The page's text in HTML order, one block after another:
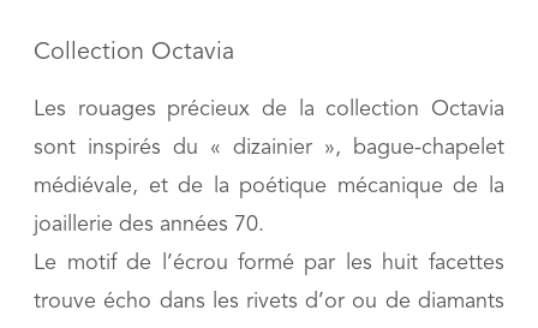
Collection Octavia
Les rouages précieux de la collection Octavia
sont inspirés du « dizainier », bague-chapelet
médiévale, et de la poétique mécanique de la
joaillerie des années 70.
Le motif de l’écrou formé par les huit facettes
trouve écho dans les rivets d’or ou de diamants